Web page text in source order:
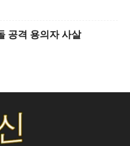
공격 용의자 사살